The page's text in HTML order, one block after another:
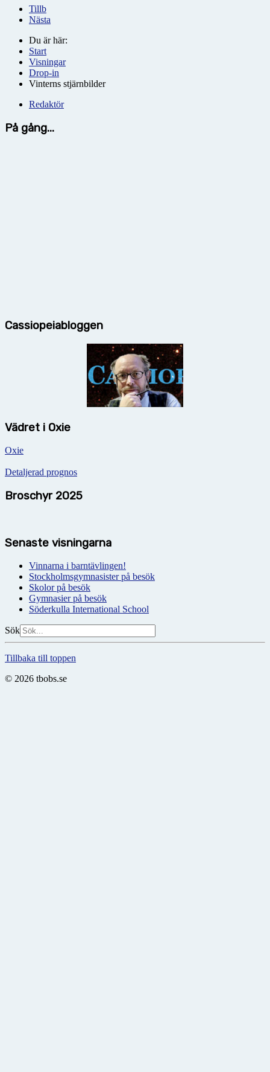
Tillb
Nästa
Du är här:
Start
Visningar
Drop-in
Vinterns stjärnbilder
Redaktör
På gång...
Cassiopeiabloggen
Vädret i Oxie
Oxie
Detaljerad prognos
Broschyr 2025
Senaste visningarna
Vinnarna i barntävlingen!
Stockholmsgymnasister på besök
Skolor på besök
Gymnasier på besök
Söderkulla International School
Sök
Tillbaka till toppen
© 2026 tbobs.se